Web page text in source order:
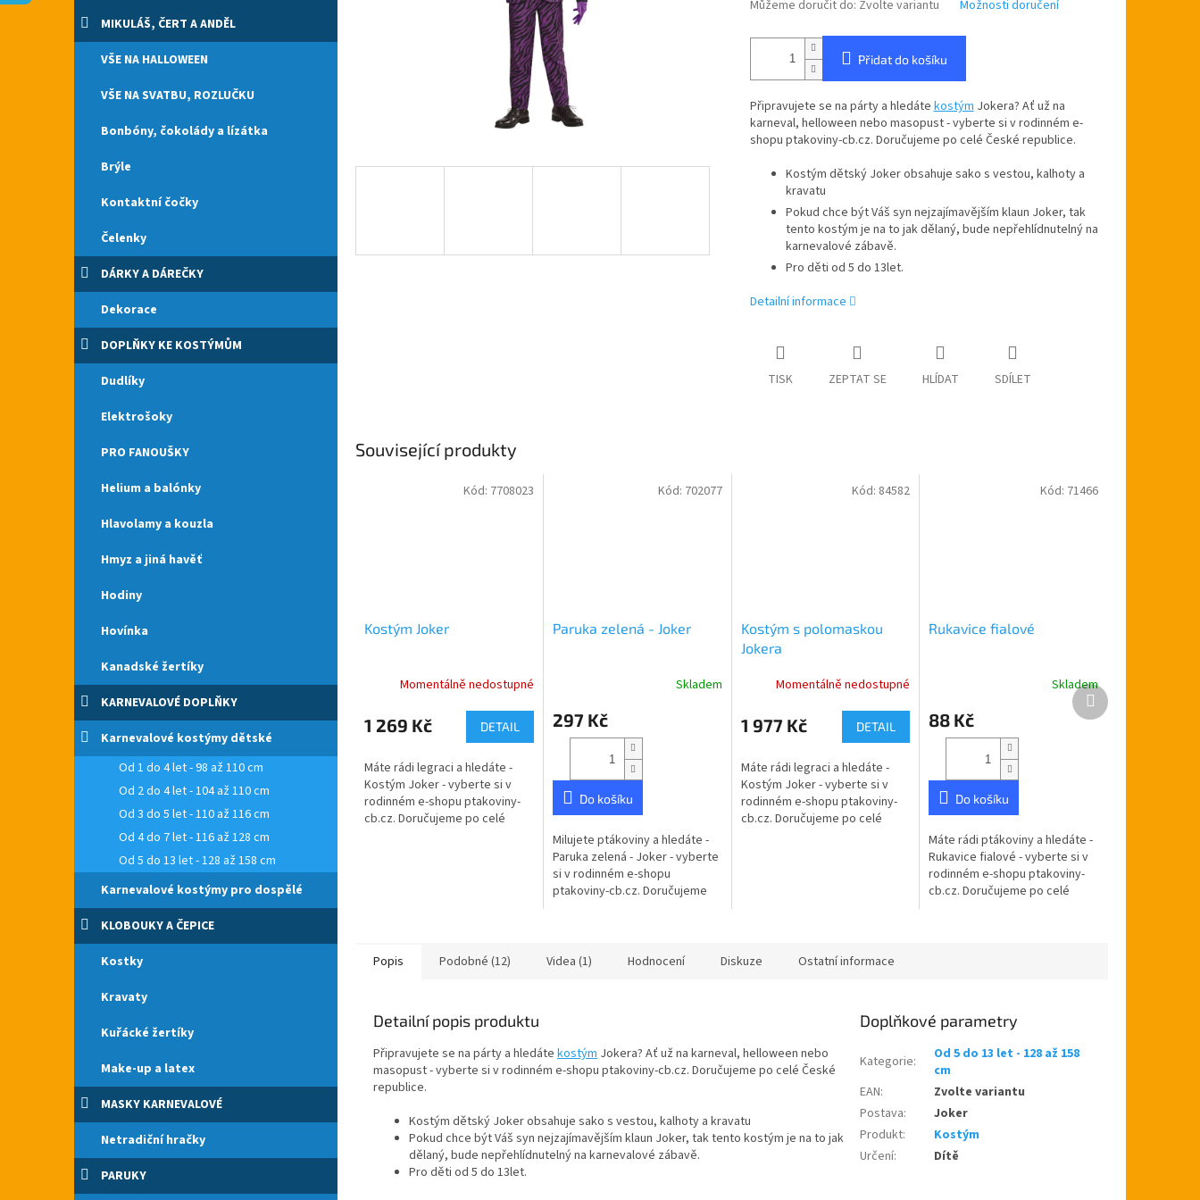
e
l
MIKULÁŠ, ČERT A ANDĚL
VŠE NA HALLOWEEN
VŠE NA SVATBU, ROZLUČKU
Bonbóny, čokolády a lízátka
Brýle
Kontaktní čočky
Čelenky
DÁRKY A DÁREČKY
Dekorace
DOPLŇKY KE KOSTÝMŮM
Dudlíky
Elektrošoky
PRO FANOUŠKY
Helium a balónky
Hlavolamy a kouzla
Hmyz a jiná havěť
Hodiny
Hovínka
Kanadské žertíky
KARNEVALOVÉ DOPLŇKY
Karnevalové kostýmy dětské
Od 1 do 4 let - 98 až 110 cm
Od 2 do 4 let - 104 až 110 cm
Od 3 do 5 let - 110 až 116 cm
Od 4 do 7 let - 116 až 128 cm
Od 5 do 13 let - 128 až 158 cm
Karnevalové kostýmy pro dospělé
KLOBOUKY A ČEPICE
Kostky
Kravaty
Kuřácké žertíky
Make-up a latex
MASKY KARNEVALOVÉ
Netradiční hračky
PARUKY
Můžeme doručit do: Zvolte variantu Možnosti doručení
Přidat do košíku
Připravujete se na párty a hledátekostýmJokera? Ať už na
karneval, helloween nebo masopust - vyberte si v rodinném e-
shopu ptakoviny-cb.cz. Doručujeme po celé České republice.
Kostým dětský Joker obsahuje sako s vestou, kalhoty a
kravatu
Pokud chce být Váš syn nejzajímavějším klaun Joker, tak
tento kostým je na to jak dělaný, bude nepřehlídnutelný na
karnevalové zábavě.
Pro děti od 5 do 13let.
Detailní informace
TISK ZEPTAT SE HLÍDAT SDÍLET
Související produkty
Kostým Joker
Momentálně nedostupné
1 269 Kč DETAIL
Máte rádi legraci a hledáte -
Kostým Joker - vyberte si v
rodinném e-shopu ptakoviny-
cb.cz. Doručujeme po celé
Kód: 7708023
Paruka zelená - Joker
produktu
hvězdiček.
Skladem
297 Kč
Do košíku
Milujete ptákoviny a hledáte -
Paruka zelená - Joker - vyberte
si v rodinném e-shopu
ptakoviny-cb.cz. Doručujeme
Kód: 702077
Kostým s polomaskou
Jokera
Momentálně nedostupné
1 977 Kč DETAIL
Máte rádi legraci a hledáte -
Kostým Joker - vyberte si v
rodinném e-shopu ptakoviny-
cb.cz. Doručujeme po celé
Kód: 84582
Rukavice fialové
produktu
hvězdiček.
Skladem
88 Kč
Do košíku
Máte rádi ptákoviny a hledáte -
Rukavice fialové - vyberte si v
rodinném e-shopu ptakoviny-
cb.cz. Doručujeme po celé
Kód: 71466
Další
produkt
Popis Podobné (12) Videa (1) Hodnocení Diskuze Ostatní informace
Detailní popis produktu
Připravujete se na párty a hledáte kostým Jokera? Ať už na karneval, helloween nebo
masopust - vyberte si v rodinném e-shopu ptakoviny-cb.cz. Doručujeme po celé České
republice.
Kostým dětský Joker obsahuje sako s vestou, kalhoty a kravatu
Pokud chce být Váš syn nejzajímavějším klaun Joker, tak tento kostým je na to jak
dělaný, bude nepřehlídnutelný na karnevalové zábavě.
Pro děti od 5 do 13let.
Doplňkové parametry
Kategorie:
Od 5 do 13 let - 128 až 158
cm
EAN:
Zvolte variantu
Postava:
Joker
Produkt:
Kostým
Určení: Dítě